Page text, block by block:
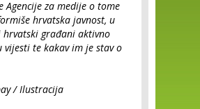
Agencije za medije o tome
hrvatska javnost, u
građani aktivno
vijesti te kakav im je stav o
/ Ilustracija